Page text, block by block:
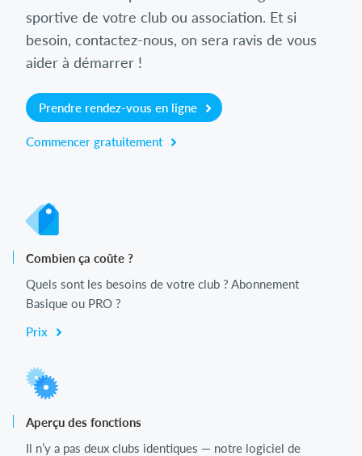
sportive de votre club ou association. Et si
besoin, contactez-nous, on sera ravis de vous
aider à démarrer !
Prendre rendez-vous en ligne
Commencer gratuitement
Combien ça coûte ?
Quels sont les besoins de votre club ? Abonnement
Basique ou PRO ?
Prix
Aperçu des fonctions
Il n’y a pas deux clubs identiques — notre logiciel de